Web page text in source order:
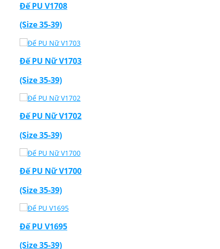
Đế PU V1708
(Size 35-39)
Đế PU Nữ V1703
(Size 35-39)
Đế PU Nữ V1702
(Size 35-39)
Đế PU Nữ V1700
(Size 35-39)
Đế PU V1695
(Size 35-39)